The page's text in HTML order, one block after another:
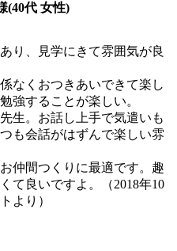
(40代 女性)
り、見学にきて雰囲気が良
なくおつきあいできて楽し
強することが楽しい。
生。お話し上手で気遣いも
も会話がはずんで楽しい雰
仲間つくりに最適です。趣
て良いですよ。（2018年10
より）